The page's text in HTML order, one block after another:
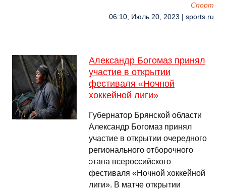
Спорт
06:10, Июль 20, 2023 | sports.ru
Александр Богомаз принял
участие в открытии
фестиваля «Ночной
хоккейной лиги»
Губернатор Брянской области
Александр Богомаз принял
участие в открытии очередного
регионального отборочного
этапа всероссийского
фестиваля «Ночной хоккейной
лиги». В матче открытии